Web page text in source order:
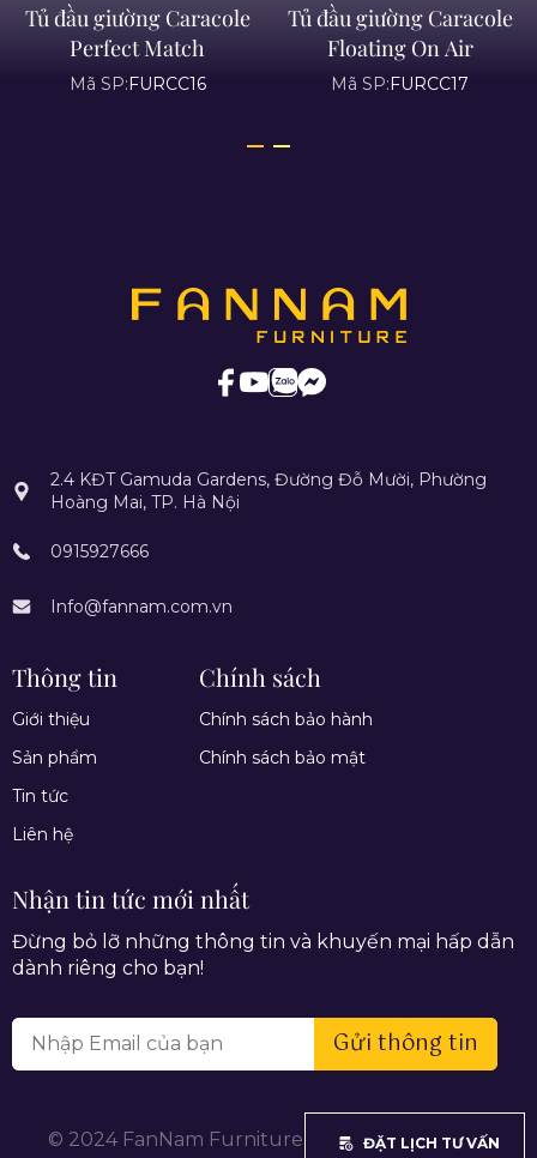
Tủ đầu giường Caracole
Perfect Match
Mã SP:FURCC16
Tủ đầu giường Caracole
Floating On Air
Mã SP:FURCC17
2.4 KĐT Gamuda Gardens, Đường Đỗ Mười, Phường
Hoàng Mai, TP. Hà Nội
0915927666
Info@fannam.com.vn
Thông tin
Giới thiệu
Sản phẩm
Tin tức
Liên hệ
Chính sách
Chính sách bảo hành
Chính sách bảo mật
Nhận tin tức mới nhất
Đừng bỏ lỡ những thông tin và khuyến mại hấp dẫn
dành riêng cho bạn!
Gửi thông tin
© 2024 FanNam Furniture. All rights reserved.
ĐẶT LỊCH TƯ VẤN